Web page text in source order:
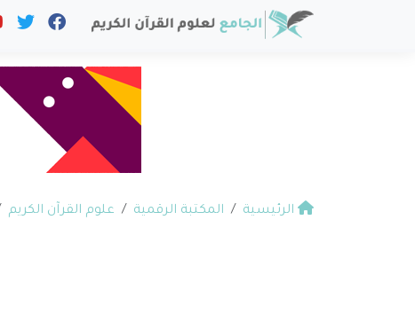
الرئيسية المكتبة الرقمية علوم القرآن الكريم